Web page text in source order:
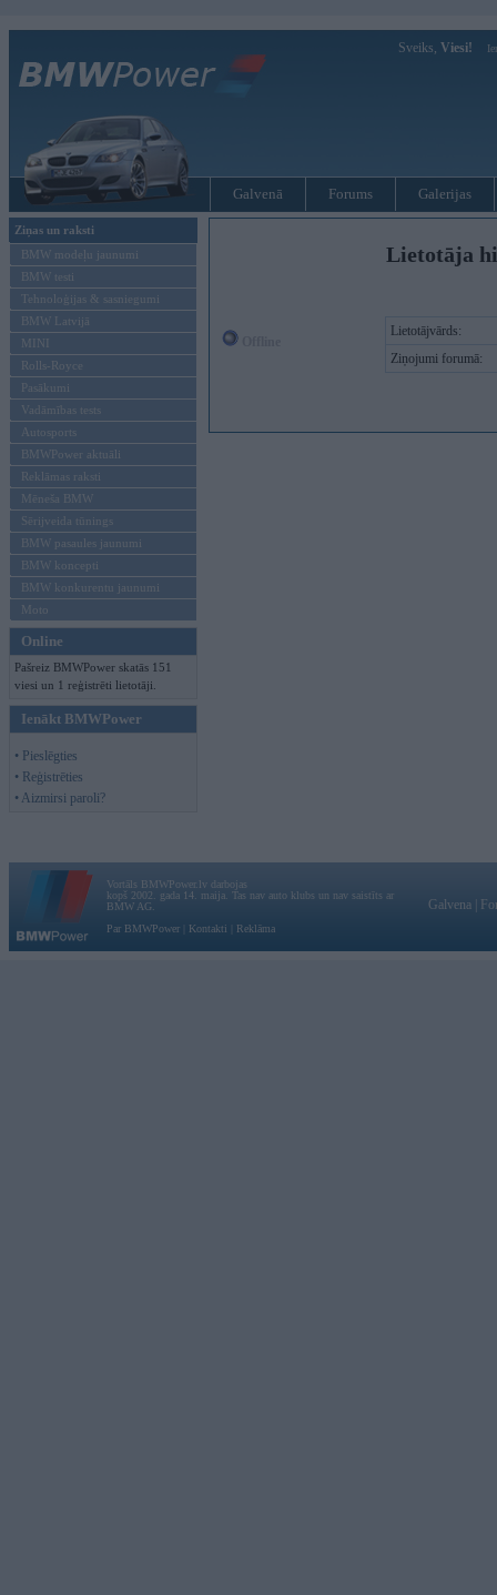
Sveiks, Viesi!
Galvenā Forums Galerijas
Ziņas un raksti
BMW modeļu jaunumi
BMW testi
Tehnoloģijas & sasniegumi
BMW Latvijā
MINI
Rolls-Royce
Pasākumi
Vadāmības tests
Autosports
BMWPower aktuāli
Reklāmas raksti
Mēneša BMW
Sērijveida tūnings
BMW pasaules jaunumi
BMW koncepti
BMW konkurentu jaunumi
Moto
Online
Pašreiz BMWPower skatās 151
viesi un 1 reģistrēti lietotāji.
Ienākt BMWPower
• Pieslēgties
• Reģistrēties
• Aizmirsi paroli?
Lietotāja
Lietotājvārds:
Ziņojumi forumā:
Vortāls BMWPower.lv darbojas
kopš 2002. gada 14. maija. Tas nav auto klubs un nav saistīts ar
BMW AG.
Par BMWPower
Kontakti Reklāma
Galvena